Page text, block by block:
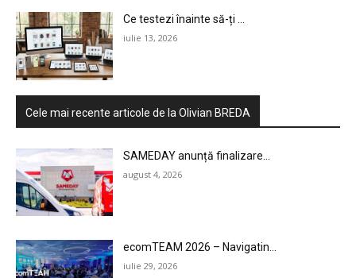
Ce testezi înainte să-ți ...
iulie 13, 2026
Cele mai recente articole de la Olivian BREDA
SAMEDAY anunță finalizare...
august 4, 2026
ecomTEAM 2026 – Navigatin...
iulie 29, 2026